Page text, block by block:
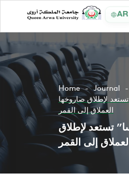
AR
Home
Journal
تستعد لإطلاق صاروخها
العملاق إلى القمر
“ناسا” تستعد لإطلاق
إلى القمر